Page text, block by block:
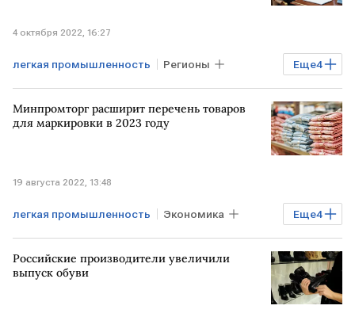
4 октября 2022, 16:27
Еще4
легкая промышленность Регионы
Экономика Промышленность
Владимир Путин одежда
Минпромторг расширит перечень товаров
для маркировки в 2023 году
19 августа 2022, 13:48
Еще4
легкая промышленность Экономика
Госпроекты Промышленность
Минпромторг
Российские производители увеличили
выпуск обуви